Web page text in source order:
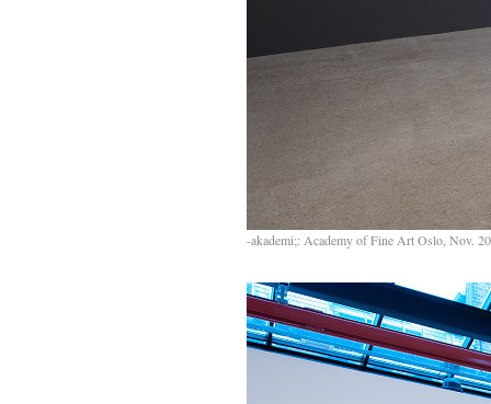
-akademi;: Academy of Fine Art Oslo, Nov.